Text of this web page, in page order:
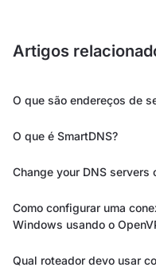
Artigos
O que são endereços de
O que é SmartDNS?
Change your DNS servers
Como configurar uma
Windows usando o
Qual roteador devo usar